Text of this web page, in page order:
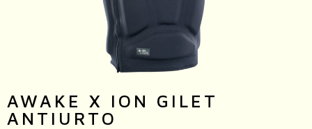
AWAKE X ION GILET
ANTIURTO